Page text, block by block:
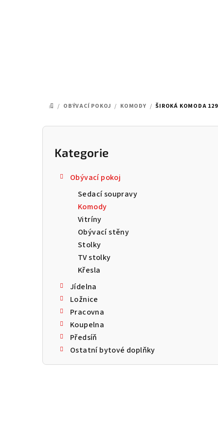
DOMŮ
/ OBÝVACÍ POKOJ / KOMODY / ŠIROKÁ KOMODA
P
Přeskočit
kategorie
Kategorie
Obývací pokoj
Sedací soupravy
Komody
Vitríny
Obývací stěny
Stolky
TV stolky
Křesla
Jídelna
Ložnice
Pracovna
Koupelna
Předsíň
Ostatní bytové doplňky